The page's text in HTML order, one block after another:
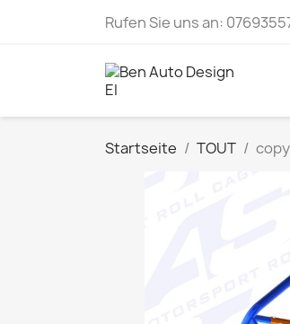
Rufen Sie uns an:
Startseite TOUT